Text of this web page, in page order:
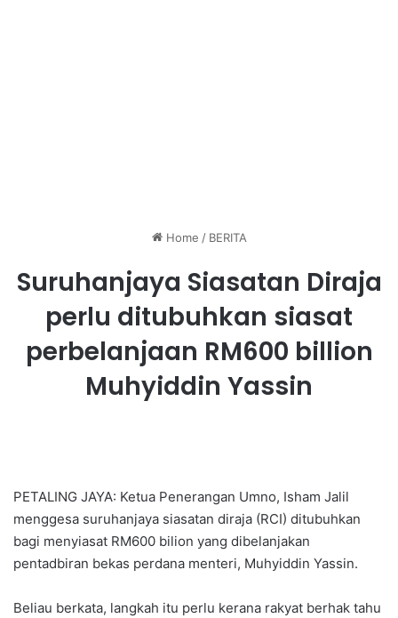
Home / BERITA
Suruhanjaya Siasatan Diraja
perlu ditubuhkan siasat
perbelanjaan RM600 billion
Muhyiddin Yassin
PETALING JAYA: Ketua Penerangan Umno, Isham Jalil
menggesa suruhanjaya siasatan diraja (RCI) ditubuhkan
bagi menyiasat RM600 bilion yang dibelanjakan
pentadbiran bekas perdana menteri, Muhyiddin Yassin.
Beliau berkata, langkah itu perlu kerana rakyat berhak tahu